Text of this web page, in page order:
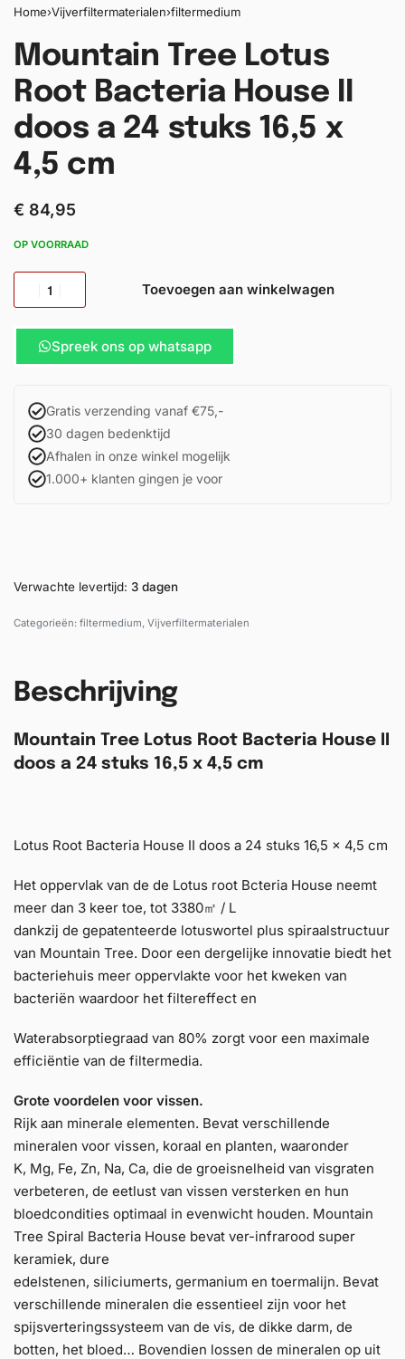
Home›Vijverfiltermaterialen›filtermedium
Mountain Tree Lotus
Root Bacteria House II
doos a 24 stuks 16,5 x
4,5 cm
€ 84,95
OP VOORRAAD
Toevoegen aan winkelwagen
Spreek ons op whatsapp
Gratis verzending vanaf €75,-
30 dagen bedenktijd
Afhalen in onze winkel mogelijk
1.000+ klanten gingen je voor
Verwachte levertijd: 3 dagen
Categorieën: filtermedium, Vijverfiltermaterialen
Beschrijving
Mountain Tree Lotus Root Bacteria House II
doos a 24 stuks 16,5 x 4,5 cm
Lotus Root Bacteria House II doos a 24 stuks 16,5 x 4,5 cm
Het oppervlak van de de Lotus root Bcteria House neemt
meer dan 3 keer toe, tot 3380㎡ / L
dankzij de gepatenteerde lotuswortel plus spiraalstructuur
van Mountain Tree. Door een dergelijke innovatie biedt het
bacteriehuis meer oppervlakte voor het kweken van
bacteriën waardoor het filtereffect en
Waterabsorptiegraad van 80% zorgt voor een maximale
efficiëntie van de filtermedia.
Grote voordelen voor vissen.
Rijk aan minerale elementen. Bevat verschillende
mineralen voor vissen, koraal en planten, waaronder
K, Mg, Fe, Zn, Na, Ca, die de groeisnelheid van visgraten
verbeteren, de eetlust van vissen versterken en hun
bloedcondities optimaal in evenwicht houden. Mountain
Tree Spiral Bacteria House bevat ver-infrarood super
keramiek, dure
edelstenen, siliciumerts, germanium en toermalijn. Bevat
verschillende mineralen die essentieel zijn voor het
spijsverteringssysteem van de vis, de dikke darm, de
botten, het bloed… Bovendien lossen de mineralen op uit